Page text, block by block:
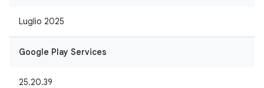
Luglio 2025
Google Play Services
25.20.39